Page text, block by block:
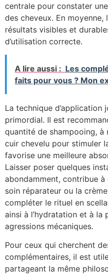
centrale pour constater
des cheveux. En
résultats visibles et
d’utilisation correcte.
A lire aussi : Les
faits pour vous ? Mon
La technique d’application
primordial. Il est
quantité de shampooing, à
cuir chevelu pour stimuler
favorise une meilleure
Laisser poser quelques
abondamment, contribue
soin réparateur ou la
compléter le rituel en
ainsi à l’hydratation et à
agressions mécaniques.
Pour ceux qui cherchent
complémentaires, il est
partageant la même